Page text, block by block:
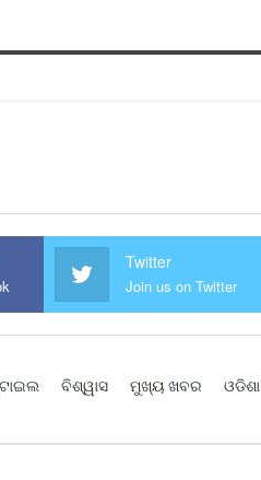
Twitter
Join us on Twitter
ବିଶ୍ୱାସ ମୁଖ୍ୟ ଖବର ଓଡିଶା